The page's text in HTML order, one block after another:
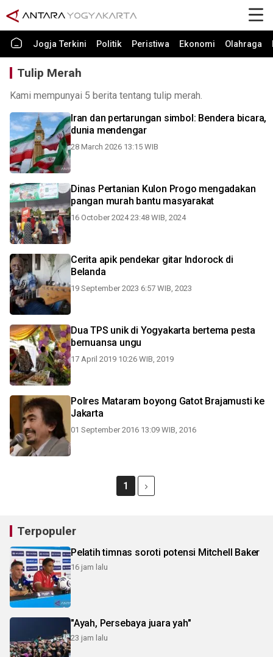
Jogja Terkini Politik Peristiwa Ekonomi Olahraga
Tulip Merah
Kami mempunyai 5 berita tentang tulip merah.
Iran dan pertarungan simbol: Bendera bicara,
dunia mendengar
28 March 2026 13:15 WIB
Dinas Pertanian Kulon Progo mengadakan
pangan murah bantu masyarakat
16 October 2024 23:48 WIB, 2024
Cerita apik pendekar gitar Indorock di
Belanda
19 September 2023 6:57 WIB, 2023
Dua TPS unik di Yogyakarta bertema pesta
bernuansa ungu
17 April 2019 10:26 WIB, 2019
Polres Mataram boyong Gatot Brajamusti ke
Jakarta
01 September 2016 13:09 WIB, 2016
1
Terpopuler
Pelatih timnas soroti potensi Mitchell Baker
16 jam lalu
"Ayah, Persebaya juara yah"
23 jam lalu